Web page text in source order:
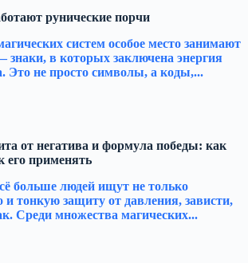
рунические порчи
систем особое место занимают
знаки, в которых заключена энергия
Это не просто символы, а коды,...
от негатива и формула победы: как
его применять
больше людей ищут не только
тонкую защиту от давления, зависти,
Среди множества магических...